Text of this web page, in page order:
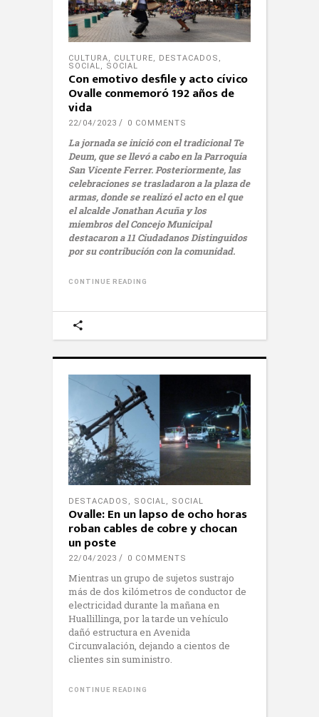
CULTURA, CULTURE, DESTACADOS ,
SOCIAL, SOCIAL
Con emotivo desfile y acto cívico
Ovalle conmemoró 192 años de
vida
22/04/2023 0 COMMENTS
La jornada se inició con el tradicional Te
Deum, que se llevó a cabo en la Parroquia
San Vicente Ferrer. Posteriormente, las
celebraciones se trasladaron a la plaza de
armas, donde se realizó el acto en el que
el alcalde Jonathan Acuña y los
miembros del Concejo Municipal
destacaron a 11 Ciudadanos Distinguidos
por su contribución con la comunidad.
CONTINUE READING
DESTACADOS SOCIAL SOCIAL
Ovalle: En un lapso de ocho horas
roban cables de cobre y chocan
un poste
22/04/2023 0 COMMENTS
Mientras un grupo de sujetos sustrajo
más de dos kilómetros de conductor de
electricidad durante la mañana en
Huallillinga, por la tarde un vehículo
dañó estructura en Avenida
Circunvalación, dejando a cientos de
clientes sin suministro.
CONTINUE READING